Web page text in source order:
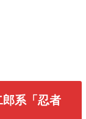
系「忍者